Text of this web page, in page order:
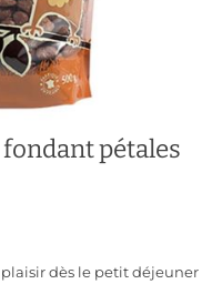
pétales
dès le petit déjeuner